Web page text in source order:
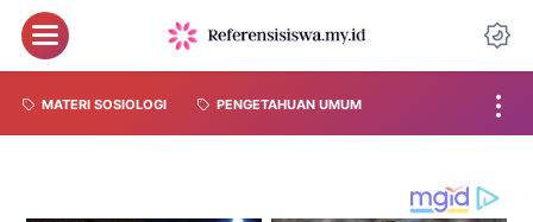
MATERI SOSIOLOGI PENGETAHUAN UMUM